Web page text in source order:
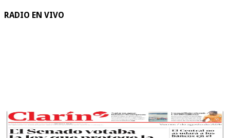
RADIO EN VIVO